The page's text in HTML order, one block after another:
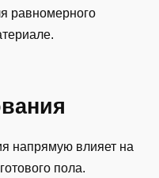
равномерного
напрямую влияет на
пола.